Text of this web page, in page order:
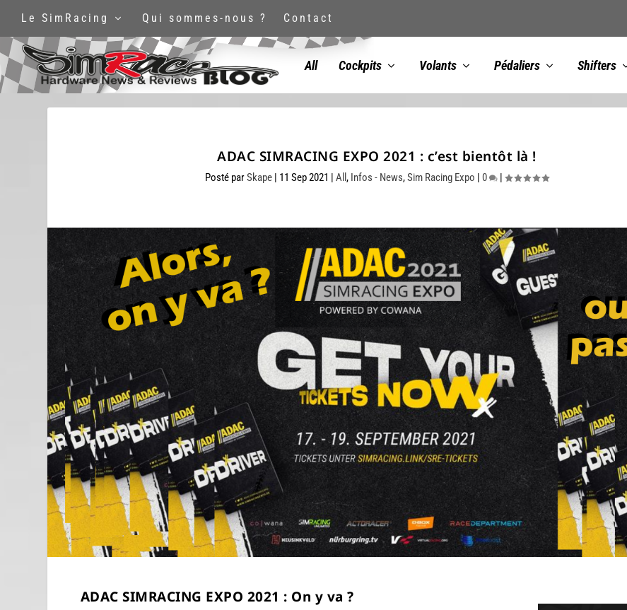
Le SimRacing Qui sommes-nous ? Contact
All Cockpits Volants Pédaliers Shifters
ADAC SIMRACING EXPO 2021 : c’est bientôt là !
Posté parSkape| 11 Sep 2021 | All , Infos - News,Sim Racing Expo | 0 |
ADAC SIMRACING EXPO 2021 : On y va ?